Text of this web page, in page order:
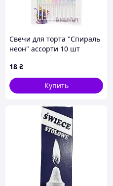
Свечи для торта "Спираль
неон" ассорти 10 шт
18 ₴
Купить